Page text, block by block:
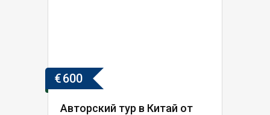
€600
Авторский тур в Китай от